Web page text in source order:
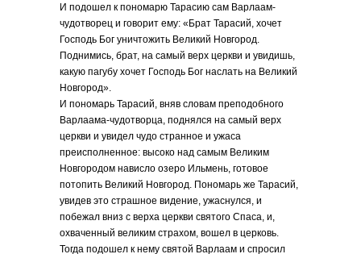
И подошел к пономарю Тарасию сам Варлаам-
чудотворец и говорит ему: «Брат Тарасий, хочет
Господь Бог уничтожить Великий Новгород.
Поднимись, брат, на самый верх церкви и увидишь,
какую пагубу хочет Господь Бог наслать на Великий
Новгород».
И пономарь Тарасий, вняв словам преподобного
Варлаама-чудотворца, поднялся на самый верх
церкви и увидел чудо странное и ужаса
преисполненное: высоко над самым Великим
Новгородом нависло озеро Ильмень, готовое
потопить Великий Новгород. Пономарь же Тарасий,
увидев это страшное видение, ужаснулся, и
побежал вниз с верха церкви святого Спаса, и,
охваченный великим страхом, вошел в церковь.
Тогда подошел к нему святой Варлаам и спросил